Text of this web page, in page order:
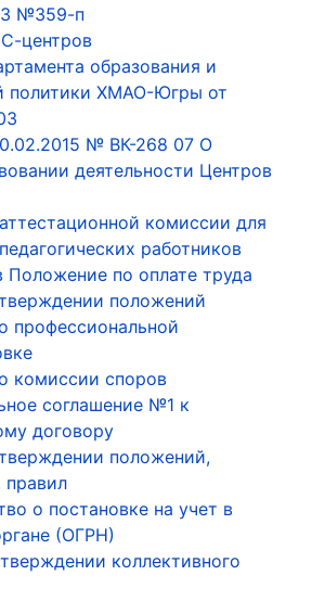
№359-п
центров
образования и
политики ХМАО-Югры от
№ ВК-268 07 О
деятельности Центров
комиссии для
работников
Положение по оплате труда
положений
профессиональной
комиссии споров
соглашение №1 к
договору
положений,
правил
о постановке на учет в
(ОГРН)
коллективного